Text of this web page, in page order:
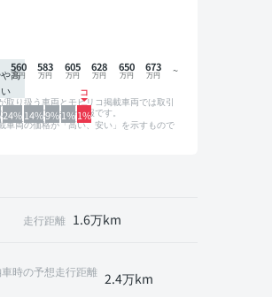
高
い
24%14%9%1%1%
560 583 605 628 650 673
取り扱う車両とモビリコ掲載車両では取引
、グラフは参考情報です。
車両の価格が「高い、安い」を示すもので
走行距離 1.6万km
時の予想走行距離 2.4万km